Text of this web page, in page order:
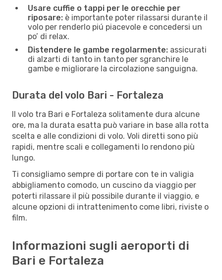
Usare cuffie o tappi per le orecchie per
riposare: è importante poter rilassarsi durante il
volo per renderlo piú piacevole e concedersi un
po’ di relax.
Distendere le gambe regolarmente: assicurati
di alzarti di tanto in tanto per sgranchire le
gambe e migliorare la circolazione sanguigna.
Durata del volo Bari - Fortaleza
Il volo tra Bari e Fortaleza solitamente dura alcune
ore, ma la durata esatta può variare in base alla rotta
scelta e alle condizioni di volo. Voli diretti sono più
rapidi, mentre scali e collegamenti lo rendono più
lungo.
Ti consigliamo sempre di portare con te in valigia
abbigliamento comodo, un cuscino da viaggio per
poterti rilassare il più possibile durante il viaggio, e
alcune opzioni di intrattenimento come libri, riviste o
film.
Informazioni sugli aeroporti di
Bari e Fortaleza